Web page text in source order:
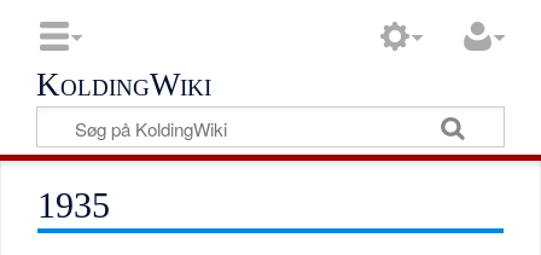
KoldingWiki
1935